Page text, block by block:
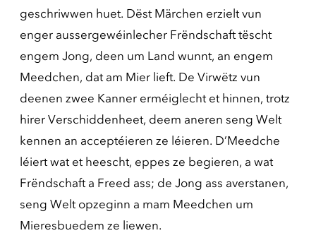
geschriwwen huet. Dëst Märchen erzielt vun
enger aussergewéinlecher Frëndschaft tëscht
engem Jong, deen um Land wunnt, an engem
Meedchen, dat am Mier lieft. De Virwëtz vun
deenen zwee Kanner erméiglecht et hinnen, trotz
hirer Verschiddenheet, deem aneren seng Welt
kennen an acceptéieren ze léieren. D’Meedche
léiert wat et heescht, eppes ze begieren, a wat
Frëndschaft a Freed ass; de Jong ass averstanen,
seng Welt opzeginn a mam Meedchen um
Mieresbuedem ze liewen.